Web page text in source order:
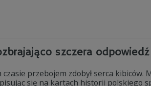
szczera odpowiedź
przebojem zdobył serca kibiców.
się na kartach historii polskiego